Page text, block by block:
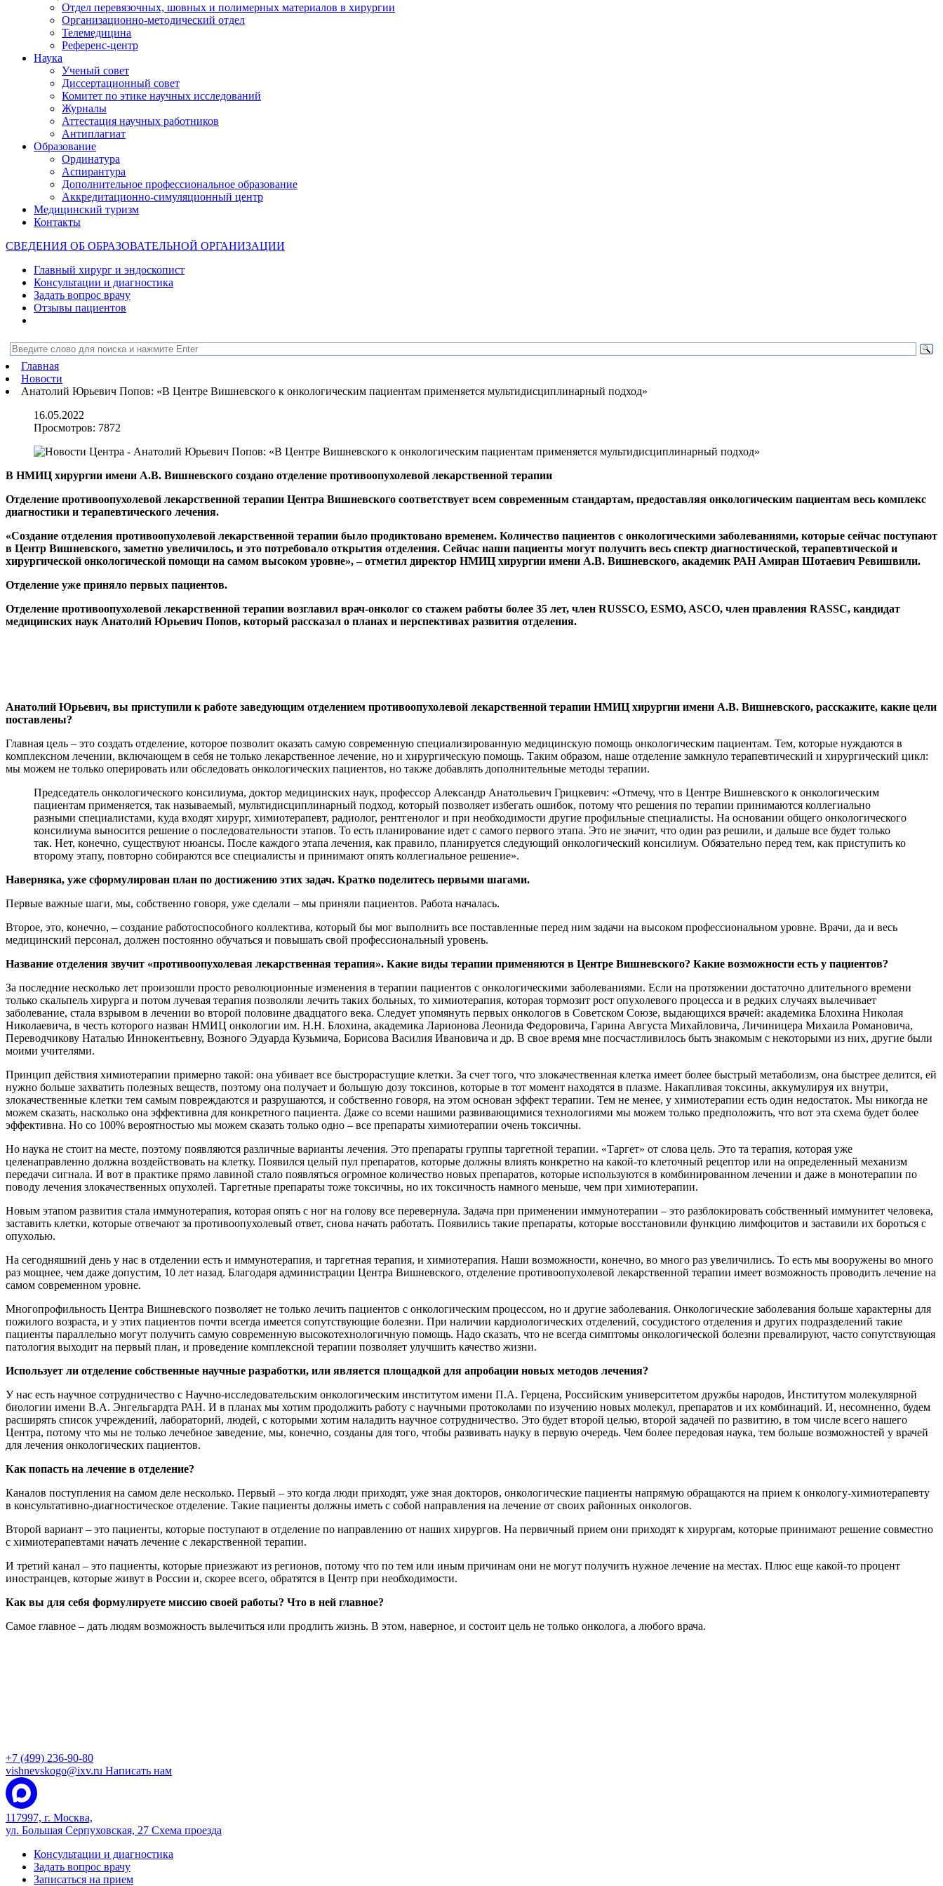
Отдел перевязочных, шовных и полимерных материалов в хирургии
Организационно-методический отдел
Телемедицина
Референс-центр
Наука
Ученый совет
Диссертационный совет
Комитет по этике научных исследований
Журналы
Аттестация научных работников
Антиплагиат
Образование
Ординатура
Аспирантура
Дополнительное профессиональное образование
Аккредитационно-симуляционный центр
Медицинский туризм
Контакты
СВЕДЕНИЯ ОБ ОБРАЗОВАТЕЛЬНОЙ ОРГАНИЗАЦИИ
Главный хирург и эндоскопист
Консультации и диагностика
Задать вопрос врачу
Отзывы пациентов
Главная
Новости
Анатолий Юрьевич Попов: «В Центре Вишневского к онкологическим пациентам применяется мультидисциплинарный подход»
16.05.2022
Просмотров: 7872
В НМИЦ хирургии имени А.В. Вишневского создано отделение противоопухолевой лекарственной терапии
Отделение противоопухолевой лекарственной терапии Центра Вишневского соответствует всем современным стандартам, предоставляя онкологическим пациентам весь комплекс
диагностики и терапевтического лечения.
«Создание отделения противоопухолевой лекарственной терапии было продиктовано временем. Количество пациентов с онкологическими заболеваниями, которые сейчас поступают
в Центр Вишневского, заметно увеличилось, и это потребовало открытия отделения. Сейчас наши пациенты могут получить весь спектр диагностической, терапевтической и
хирургической онкологической помощи на самом высоком уровне», – отметил директор НМИЦ хирургии имени А.В. Вишневского, академик РАН Амиран Шотаевич Ревишвили.
Отделение уже приняло первых пациентов.
Отделение противоопухолевой лекарственной терапии возглавил врач-онколог со стажем работы более 35 лет, член RUSSCO, ESMO, ASCO, член правления RASSC, кандидат
медицинских наук Анатолий Юрьевич Попов, который рассказал о планах и перспективах развития отделения.
Анатолий Юрьевич, вы приступили к работе заведующим отделением противоопухолевой лекарственной терапии НМИЦ хирургии имени А.В. Вишневского, расскажите, какие цели
поставлены?
Главная цель – это создать отделение, которое позволит оказать самую современную специализированную медицинскую помощь онкологическим пациентам. Тем, которые нуждаются в
комплексном лечении, включающем в себя не только лекарственное лечение, но и хирургическую помощь. Таким образом, наше отделение замкнуло терапевтический и хирургический цикл:
мы можем не только оперировать или обследовать онкологических пациентов, но также добавлять дополнительные методы терапии.
Председатель онкологического консилиума, доктор медицинских наук, профессор Александр Анатольевич Грицкевич: «Отмечу, что в Центре Вишневского к онкологическим
пациентам применяется, так называемый, мультидисциплинарный подход, который позволяет избегать ошибок, потому что решения по терапии принимаются коллегиально
разными специалистами, куда входят хирург, химиотерапевт, радиолог, рентгенолог и при необходимости другие профильные специалисты. На основании общего онкологического
консилиума выносится решение о последовательности этапов. То есть планирование идет с самого первого этапа. Это не значит, что один раз решили, и дальше все будет только
так. Нет, конечно, существуют нюансы. После каждого этапа лечения, как правило, планируется следующий онкологический консилиум. Обязательно перед тем, как приступить ко
второму этапу, повторно собираются все специалисты и принимают опять коллегиальное решение».
Наверняка, уже сформулирован план по достижению этих задач. Кратко поделитесь первыми шагами.
Первые важные шаги, мы, собственно говоря, уже сделали – мы приняли пациентов. Работа началась.
Второе, это, конечно, – создание работоспособного коллектива, который бы мог выполнить все поставленные перед ним задачи на высоком профессиональном уровне. Врачи, да и весь
медицинский персонал, должен постоянно обучаться и повышать свой профессиональный уровень.
Название отделения звучит «противоопухолевая лекарственная терапия». Какие виды терапии применяются в Центре Вишневского? Какие возможности есть у пациентов?
За последние несколько лет произошли просто революционные изменения в терапии пациентов с онкологическими заболеваниями. Если на протяжении достаточно длительного времени
только скальпель хирурга и потом лучевая терапия позволяли лечить таких больных, то химиотерапия, которая тормозит рост опухолевого процесса и в редких случаях вылечивает
заболевание, стала взрывом в лечении во второй половине двадцатого века. Следует упомянуть первых онкологов в Советском Союзе, выдающихся врачей: академика Блохина Николая
Николаевича, в честь которого назван НМИЦ онкологии им. Н.Н. Блохина, академика Ларионова Леонида Федоровича, Гарина Августа Михайловича, Личиницера Михаила Романовича,
Переводчикову Наталью Иннокентьевну, Возного Эдуарда Кузьмича, Борисова Василия Ивановича и др. В свое время мне посчастливилось быть знакомым с некоторыми из них, другие были
моими учителями.
Принцип действия химиотерапии примерно такой: она убивает все быстрорастущие клетки. За счет того, что злокачественная клетка имеет более быстрый метаболизм, она быстрее делится, ей
нужно больше захватить полезных веществ, поэтому она получает и большую дозу токсинов, которые в тот момент находятся в плазме. Накапливая токсины, аккумулируя их внутри,
злокачественные клетки тем самым повреждаются и разрушаются, и собственно говоря, на этом основан эффект терапии. Тем не менее, у химиотерапии есть один недостаток. Мы никогда не
можем сказать, насколько она эффективна для конкретного пациента. Даже со всеми нашими развивающимися технологиями мы можем только предположить, что вот эта схема будет более
эффективна. Но со 100% вероятностью мы можем сказать только одно – все препараты химиотерапии очень токсичны.
Но наука не стоит на месте, поэтому появляются различные варианты лечения. Это препараты группы таргетной терапии. «Таргет» от слова цель. Это та терапия, которая уже
целенаправленно должна воздействовать на клетку. Появился целый пул препаратов, которые должны влиять конкретно на какой-то клеточный рецептор или на определенный механизм
передачи сигнала. И вот в практике прямо лавиной стало появляться огромное количество новых препаратов, которые используются в комбинированном лечении и даже в монотерапии по
поводу лечения злокачественных опухолей. Таргетные препараты тоже токсичны, но их токсичность намного меньше, чем при химиотерапии.
Новым этапом развития стала иммунотерапия, которая опять с ног на голову все перевернула. Задача при применении иммунотерапии – это разблокировать собственный иммунитет человека,
заставить клетки, которые отвечают за противоопухолевый ответ, снова начать работать. Появились такие препараты, которые восстановили функцию лимфоцитов и заставили их бороться с
опухолью.
На сегодняшний день у нас в отделении есть и иммунотерапия, и таргетная терапия, и химиотерапия. Наши возможности, конечно, во много раз увеличились. То есть мы вооружены во много
раз мощнее, чем даже допустим, 10 лет назад. Благодаря администрации Центра Вишневского, отделение противоопухолевой лекарственной терапии имеет возможность проводить лечение на
самом современном уровне.
Многопрофильность Центра Вишневского позволяет не только лечить пациентов с онкологическим процессом, но и другие заболевания. Онкологические заболевания больше характерны для
пожилого возраста, и у этих пациентов почти всегда имеется сопутствующие болезни. При наличии кардиологических отделений, сосудистого отделения и других подразделений такие
пациенты параллельно могут получить самую современную высокотехнологичную помощь. Надо сказать, что не всегда симптомы онкологической болезни превалируют, часто сопутствующая
патология выходит на первый план, и проведение комплексной терапии позволяет улучшить качество жизни.
Использует ли отделение собственные научные разработки, или является площадкой для апробации новых методов лечения?
У нас есть научное сотрудничество с Научно-исследовательским онкологическим институтом имени П.А. Герцена, Российским университетом дружбы народов, Институтом молекулярной
биологии имени В.А. Энгельгардта РАН. И в планах мы хотим продолжить работу с научными протоколами по изучению новых молекул, препаратов и их комбинаций. И, несомненно, будем
расширять список учреждений, лабораторий, людей, с которыми хотим наладить научное сотрудничество. Это будет второй целью, второй задачей по развитию, в том числе всего нашего
Центра, потому что мы не только лечебное заведение, мы, конечно, созданы для того, чтобы развивать науку в первую очередь. Чем более передовая наука, тем больше возможностей у врачей
для лечения онкологических пациентов.
Как попасть на лечение в отделение?
Каналов поступления на самом деле несколько. Первый – это когда люди приходят, уже зная докторов, онкологические пациенты напрямую обращаются на прием к онкологу-химиотерапевту
в консультативно-диагностическое отделение. Такие пациенты должны иметь с собой направления на лечение от своих районных онкологов.
Второй вариант – это пациенты, которые поступают в отделение по направлению от наших хирургов. На первичный прием они приходят к хирургам, которые принимают решение совместно
с химиотерапевтами начать лечение с лекарственной терапии.
И третий канал – это пациенты, которые приезжают из регионов, потому что по тем или иным причинам они не могут получить нужное лечение на местах. Плюс еще какой-то процент
иностранцев, которые живут в России и, скорее всего, обратятся в Центр при необходимости.
Как вы для себя формулируете миссию своей работы? Что в ней главное?
Самое главное – дать людям возможность вылечиться или продлить жизнь. В этом, наверное, и состоит цель не только онколога, а любого врача.
+7 (499) 236-90-80
vishnevskogo@ixv.ru Написать нам
117997, г. Москва,
ул. Большая Серпуховская, 27 Схема проезда
Консультации и диагностика
Задать вопрос врачу
Записаться на прием